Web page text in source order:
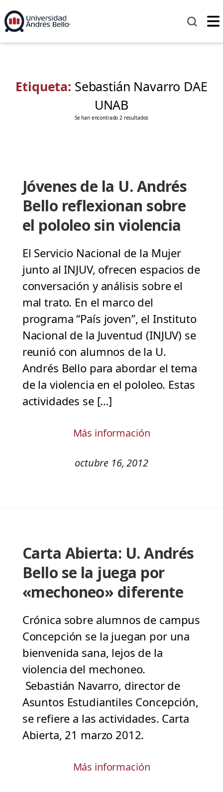
Etiqueta: Sebastián Navarro DAE
UNAB
Se han encontrado 2 resultados
Jóvenes de la U. Andrés
Bello reflexionan sobre
el pololeo sin violencia
El Servicio Nacional de la Mujer
junto al INJUV, ofrecen espacios de
conversación y análisis sobre el
mal trato. En el marco del
programa “País joven”, el Instituto
Nacional de la Juventud (INJUV) se
reunió con alumnos de la U.
Andrés Bello para abordar el tema
de la violencia en el pololeo. Estas
actividades se […]
Más información
octubre 16, 2012
Carta Abierta: U. Andrés
Bello se la juega por
«mechoneo» diferente
Crónica sobre alumnos de campus
Concepción se la juegan por una
bienvenida sana, lejos de la
violencia del mechoneo.
Sebastián Navarro, director de
Asuntos Estudiantiles Concepción,
se refiere a las actividades. Carta
Abierta, 21 marzo 2012.
Más información